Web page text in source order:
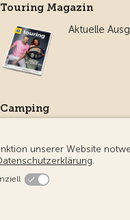
Touring Magazin
Aktuelle
Camping
Camping